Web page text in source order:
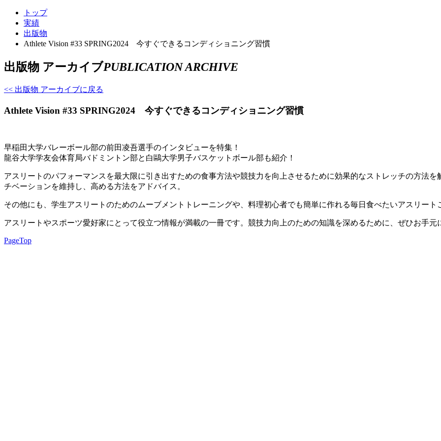
トップ
実績
出版物
Athlete Vision #33 SPRING2024 今すぐできるコンディショニング習慣
出版物 アーカイブPUBLICATION ARCHIVE
<< 出版物 アーカイブに戻る
Athlete Vision #33 SPRING2024 今すぐできるコンディショニング習慣
早稲田大学バレーボール部の前田凌吾選手のインタビューを特集！
龍谷大学学友会体育局バドミントン部と白鷗大学男子バスケットボール部も紹介！
アスリートのパフォーマンスを最大限に引き出すための食事方法や競技力を向上させるために効果的なストレッチの方法
チベーションを維持し、高める方法をアドバイス。
その他にも、学生アスリートのためのムーブメントトレーニングや、料理初心者でも簡単に作れる毎日食べたいアスリート
アスリートやスポーツ愛好家にとって役立つ情報が満載の一冊です。競技力向上のための知識を深めるために、ぜひお手元
PageTop